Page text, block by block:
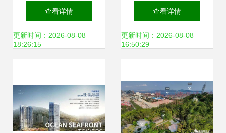
院烧伤整形科玻尿
酸隆胸解析
查看详情
更新时间：2026-08-08
18:26:15
福利，名中医义诊
服务暖人心
查看详情
更新时间：2026-08-08
16:50:29